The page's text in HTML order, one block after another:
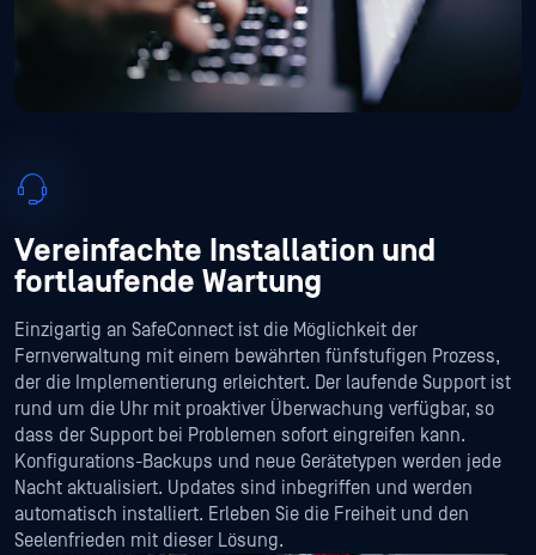
Vereinfachte Installation und
fortlaufende Wartung
Einzigartig an SafeConnect ist die Möglichkeit der
Fernverwaltung mit einem bewährten fünfstufigen Prozess,
der die Implementierung erleichtert. Der laufende Support ist
rund um die Uhr mit proaktiver Überwachung verfügbar, so
dass der Support bei Problemen sofort eingreifen kann.
Konfigurations-Backups und neue Gerätetypen werden jede
Nacht aktualisiert. Updates sind inbegriffen und werden
automatisch installiert. Erleben Sie die Freiheit und den
Seelenfrieden mit dieser Lösung.